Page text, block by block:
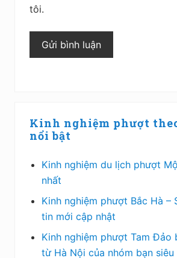
tôi.
Sidebar
chính
Kinh nghiệm phượt
nổi bật
Kinh nghiệm du lịch phượt
nhất
Kinh nghiệm phượt Bắc Hà –
tin mới cập nhật
Kinh nghiệm phượt Tam Đảo
từ Hà Nội của nhóm bạn siêu